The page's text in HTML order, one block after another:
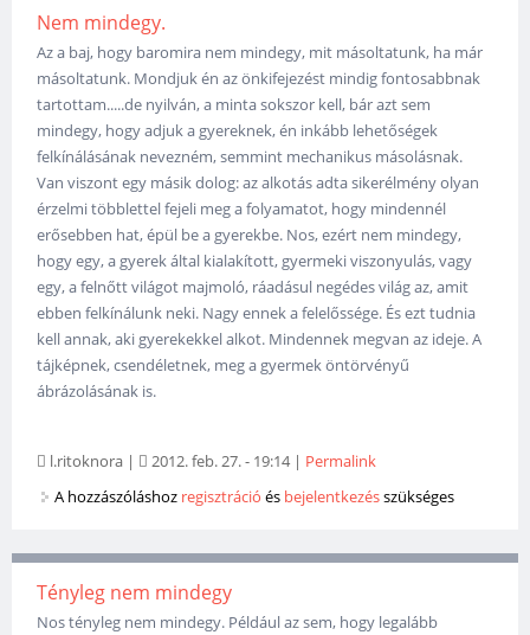
Nem mindegy.
Az a baj, hogy baromira nem mindegy, mit másoltatunk, ha már
másoltatunk. Mondjuk én az önkifejezést mindig fontosabbnak
tartottam.....de nyilván, a minta sokszor kell, bár azt sem
mindegy, hogy adjuk a gyereknek, én inkább lehetőségek
felkínálásának nevezném, semmint mechanikus másolásnak.
Van viszont egy másik dolog: az alkotás adta sikerélmény olyan
érzelmi többlettel fejeli meg a folyamatot, hogy mindennél
erősebben hat, épül be a gyerekbe. Nos, ezért nem mindegy,
hogy egy, a gyerek által kialakított, gyermeki viszonyulás, vagy
egy, a felnőtt világot majmoló, ráadásul negédes világ az, amit
ebben felkínálunk neki. Nagy ennek a felelőssége. És ezt tudnia
kell annak, aki gyerekekkel alkot. Mindennek megvan az ideje. A
tájképnek, csendéletnek, meg a gyermek öntörvényű
ábrázolásának is.
l.ritoknora | 2012. feb. 27. - 19:14| Permalink
A hozzászóláshoz regisztráció és bejelentkezésszükséges
Tényleg nem mindegy
Nos tényleg nem mindegy. Például az sem, hogy legalább